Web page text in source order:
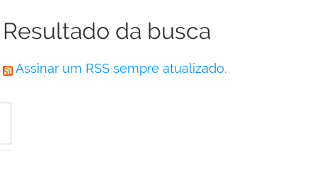
Resultado da busca
Assinar um RSS sempre atualizado.